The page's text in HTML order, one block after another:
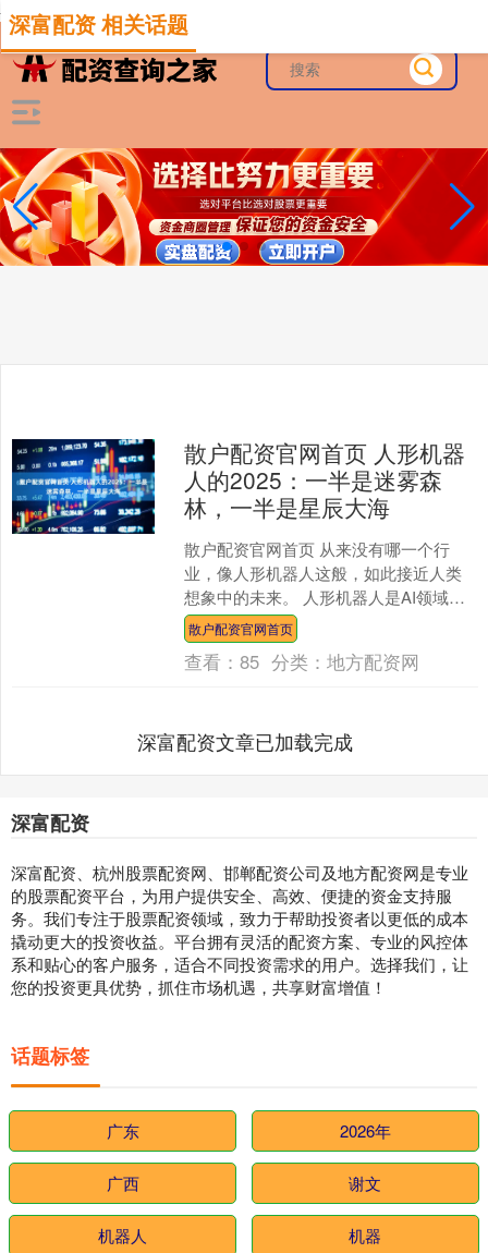
-->深富配资 相关话题
散户配资官网首页 人形机器
人的2025：一半是迷雾森
林，一半是星辰大海
散户配资官网首页 从来没有哪一个行
业，像人形机器人这般，如此接近人类
想象中的未来。 人形机器人是AI领域中
最令人兴奋的课题之一。英伟达创始人
黄仁勋表示，未来人形....
散户配资官网首页
查看：85 分类：地方配资网
深富配资文章已加载完成
深富配资
深富配资、杭州股票配资网、邯郸配资公司及地方配资网是专业
的股票配资平台，为用户提供安全、高效、便捷的资金支持服
务。我们专注于股票配资领域，致力于帮助投资者以更低的成本
撬动更大的投资收益。平台拥有灵活的配资方案、专业的风控体
系和贴心的客户服务，适合不同投资需求的用户。选择我们，让
您的投资更具优势，抓住市场机遇，共享财富增值！
话题标签
广东 2026年
广西 谢文
机器人 机器